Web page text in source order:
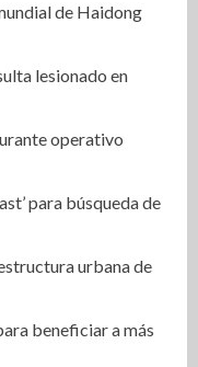
de Haidong
lesionado en
operativo
para búsqueda de
urbana de
beneficiar a más